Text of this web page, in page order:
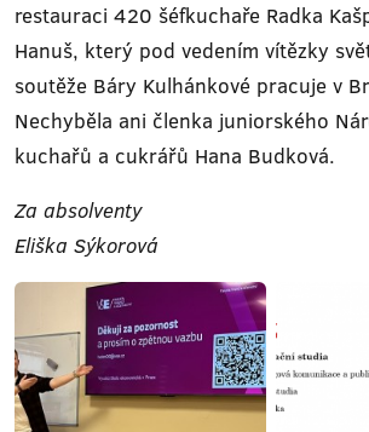
restauraci 420 šéfkuchaře Radka
Hanuš, který pod vedením vítězky
soutěže Báry Kulhánkové pracuje v
Nechyběla ani členka juniorského
kuchařů a cukrářů Hana Budková.
Za absolventy
Eliška Sýkorová